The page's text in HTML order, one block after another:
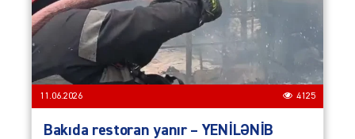
11.06.2026 4125
Bakıda restoran yanır – YENİLƏNİB